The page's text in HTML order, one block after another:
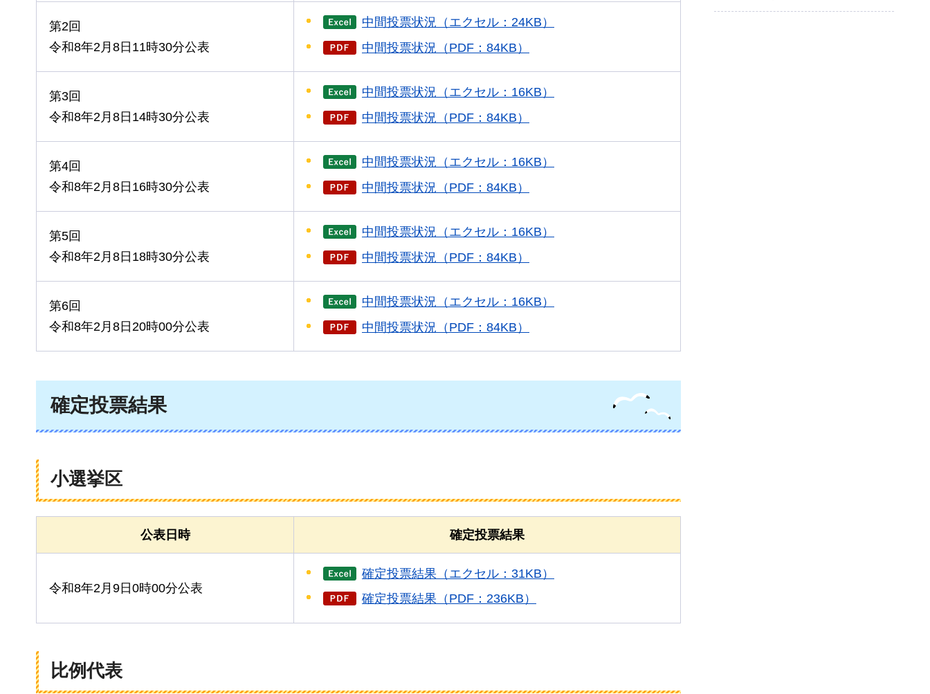
第2回
令和8年2月8日11時30分公表
中間投票状況（エクセル：24KB）
中間投票状況（PDF：84KB）
第3回
令和8年2月8日14時30分公表
中間投票状況（エクセル：16KB）
中間投票状況（PDF：84KB）
第4回
令和8年2月8日16時30分公表
中間投票状況（エクセル：16KB）
中間投票状況（PDF：84KB）
第5回
令和8年2月8日18時30分公表
中間投票状況（エクセル：16KB）
中間投票状況（PDF：84KB）
第6回
令和8年2月8日20時00分公表
中間投票状況（エクセル：16KB）
中間投票状況（PDF：84KB）
確定投票結果
小選挙区
公表日時 確定投票結果
令和8年2月9日0時00分公表
確定投票結果（エクセル：31KB）
確定投票結果（PDF：236KB）
比例代表